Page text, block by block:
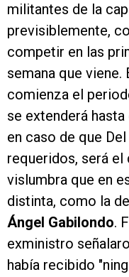
militantes de la
previsiblemente,
competir en las
semana que
comienza el
se extenderá
en caso de que
requeridos, será el
vislumbra que en
distinta, como la
Ángel Gabilondo.
exministro
había recibido